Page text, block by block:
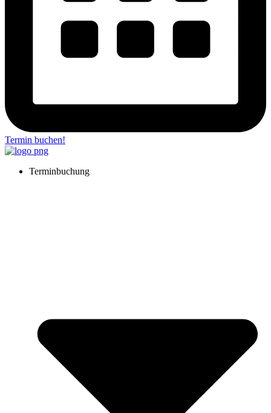
Termin buchen!
Terminbuchung